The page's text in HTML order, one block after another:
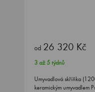
od 26 320 Kč
3 až 5 týdnů
Umyvadlová skříňka
keramickým umyvadlem